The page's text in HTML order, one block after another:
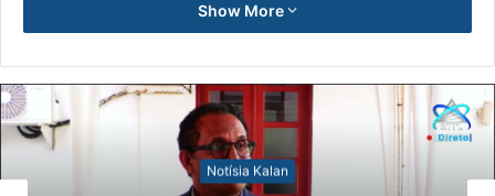
Show More
Notísia Kalan